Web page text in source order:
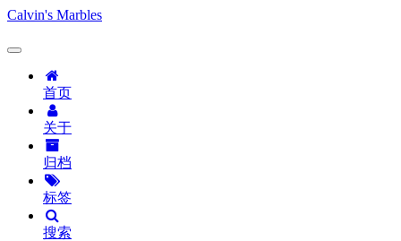
Calvin's Marbles
首页
关于
归档
标签
搜索